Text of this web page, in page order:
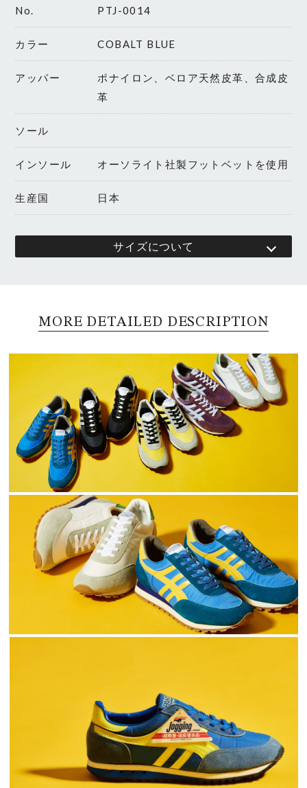
No. PTJ-0014
カラー COBALT BLUE
アッパー
ポナイロン、ベロア天然皮革、合成皮
革
ソール
インソール オーソライト社製フットベットを使用
生産国 日本
サイズについて
MORE DETAILED DESCRIPTION